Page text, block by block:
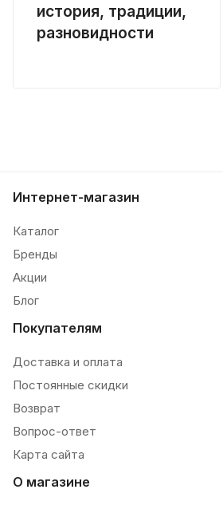
история, традиции,
разновидности
Интернет-магазин
Каталог
Бренды
Акции
Блог
Покупателям
Доставка и оплата
Постоянные скидки
Возврат
Вопрос-ответ
Карта сайта
О магазине